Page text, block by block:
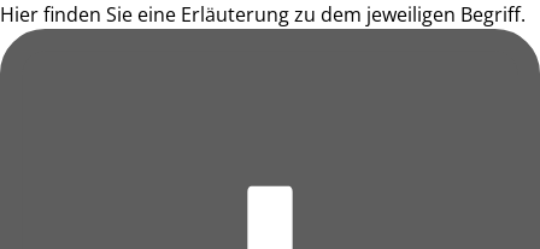
Hier finden Sie eine Erläuterung zu dem jeweiligen Begriff.